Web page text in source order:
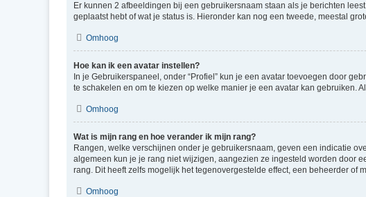
Er kunnen 2 afbeeldingen bij een gebruikersnaam staan als je berichten
geplaatst hebt of wat je status is. Hieronder kan nog een tweede, meestal
Omhoog
Hoe kan ik een avatar instellen?
In je Gebruikerspaneel, onder “Profiel” kun je een avatar toevoegen door
te schakelen en om te kiezen op welke manier je een avatar kan gebruiken.
Omhoog
Wat is mijn rang en hoe verander ik mijn rang?
Rangen, welke verschijnen onder je gebruikersnaam, geven een indicatie
algemeen kun je je rang niet wijzigen, aangezien ze ingesteld worden door
rang. Dit heeft zelfs mogelijk het tegenovergestelde effect, een beheerder of
Omhoog